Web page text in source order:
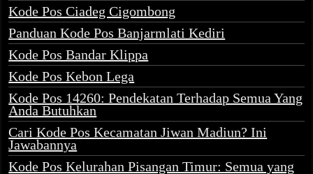
Kode Pos Ciadeg Cigombong
Panduan Kode Pos Banjarmlati Kediri
Kode Pos Bandar Klippa
Kode Pos Kebon Lega
Kode Pos 14260: Pendekatan Terhadap Semua Yang
Anda Butuhkan
Cari Kode Pos Kecamatan Jiwan Madiun? Ini
Jawabannya
Kode Pos Kelurahan Pisangan Timur: Semua yang